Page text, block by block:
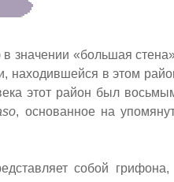
в значении «большая
находившейся в этом
этот район был
, основанное на
собой грифона,